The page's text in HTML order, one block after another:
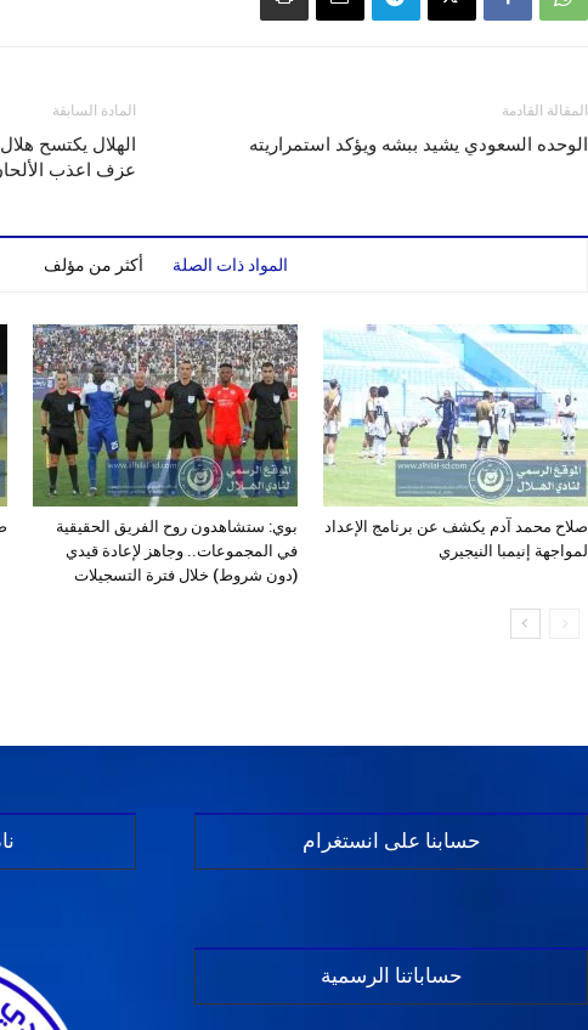
المادة السابقة
الهلال يكتسح
عزف اعذب
المقالة القادمة
الوحده السعودي يشيد ببشه ويؤكد استمراريته
المواد ذات الصلة أكثر من مؤلف
بوي: ستشاهدون روح الفريق الحقيقية
في المجموعات.. وجاهز لإعادة قيدي
(دون شروط) خلال فترة التسجيلات
صلاح محمد آدم يكشف عن برنامج الإعداد
لمواجهة إنيمبا النيجيري
حسابنا على انستغرام
حساباتنا الرسمية